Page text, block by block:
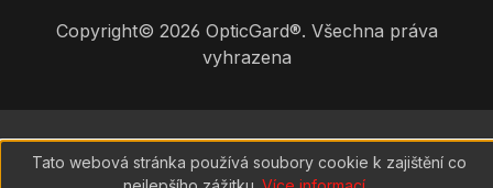
Copyright© 2026 OpticGard®. Všechna práva
vyhrazena
Tato webová stránka používá soubory cookie k zajištění co